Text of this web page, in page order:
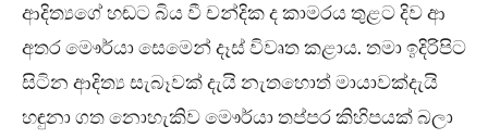
ආදිත්‍යගේ හඬට බිය වී චන්දික ද කාමරය තුළට දිව ආ
අතර මෞර්යා සෙමෙන් දෑස් විවෘත කළාය. තමා ඉදිරිපිට
සිටින ආදිත්‍ය සැබෑවක් දැයි නැතහොත් මායාවක්දැයි
හඳුනා ගත නොහැකිව මෞර්යා තප්පර කිහිපයක් බලා